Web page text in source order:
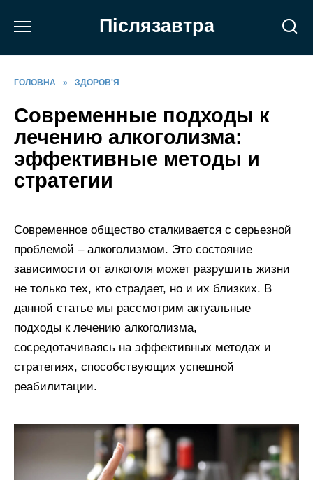
Післязавтра
ГОЛОВНА » ЗДОРОВ'Я
Современные подходы к
лечению алкоголизма:
эффективные методы и
стратегии
Современное общество сталкивается с серьезной
проблемой – алкоголизмом. Это состояние
зависимости от алкоголя может разрушить жизни
не только тех, кто страдает, но и их близких. В
данной статье мы рассмотрим актуальные
подходы к лечению алкоголизма,
сосредотачиваясь на эффективных методах и
стратегиях, способствующих успешной
реабилитации.